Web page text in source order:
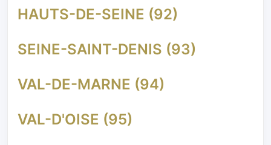
HAUTS-DE-SEINE (92)
SEINE-SAINT-DENIS (93)
VAL-DE-MARNE (94)
VAL-D'OISE (95)